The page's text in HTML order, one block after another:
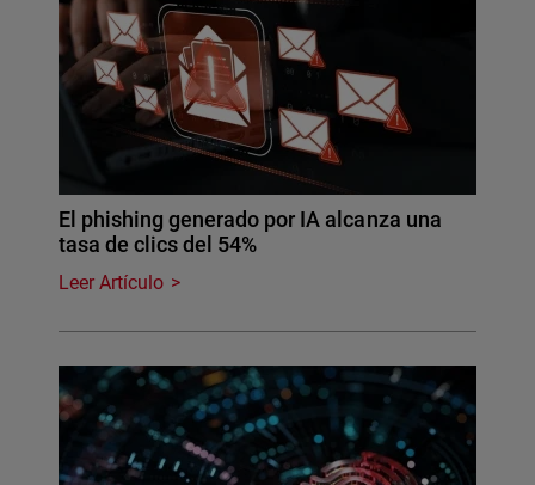
El phishing generado por IA alcanza una
tasa de clics del 54%
Leer Artículo